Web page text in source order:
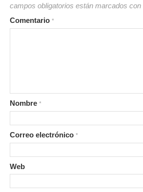
campos obligatorios están marcados con
Comentario *
Nombre *
Correo electrónico *
Web